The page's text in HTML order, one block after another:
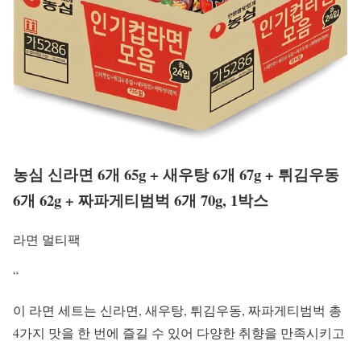
농심 신라면 6개 65g + 새우탕 6개 67g + 튀김우동
6개 62g + 짜파게티범벅 6개 70g, 1박스
라면 멀티팩
“
이 라면 세트는 신라면, 새우탕, 튀김우동, 짜파게티범벅 총
4가지 맛을 한 번에 즐길 수 있어 다양한 취향을 만족시키고